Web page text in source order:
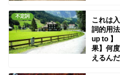
不定詞
これは
詞的用
up to 】
果】何
えるんだ